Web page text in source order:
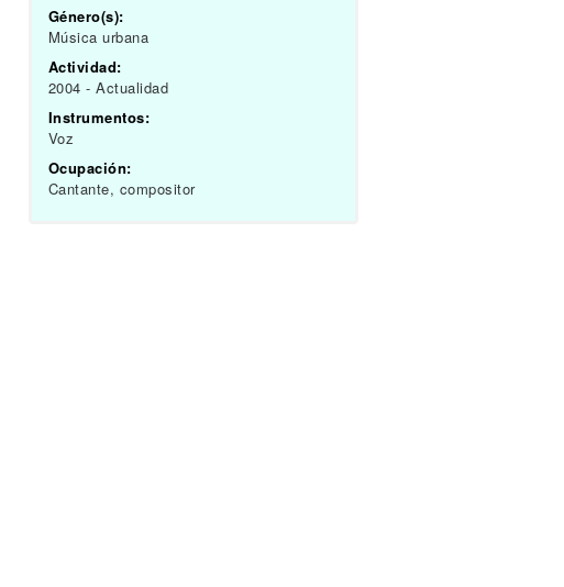
Género(s):
Música urbana
Actividad:
2004 - Actualidad
Instrumentos:
Voz
Ocupación:
Cantante, compositor